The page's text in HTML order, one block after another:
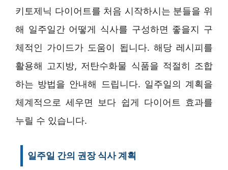
키토제닉 다이어트를 처음 시작하시는 분들을 위
해 일주일간 어떻게 식사를 구성하면 좋을지 구
체적인 가이드가 도움이 됩니다. 해당 레시피를
활용해 고지방, 저탄수화물 식품을 적절히 조합
하는 방법을 안내해 드립니다. 일주일의 계획을
체계적으로 세우면 보다 쉽게 다이어트 효과를
누릴 수 있습니다.
일주일 간의 권장 식사 계획